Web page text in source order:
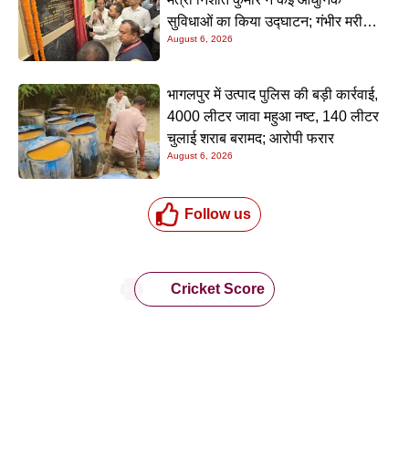
सुविधाओं का किया उद्घाटन; गंभीर मरीजों
के इलाज में आएगा बड़ा सुधार
August 6, 2026
भागलपुर में उत्पाद पुलिस की बड़ी कार्रवाई,
4000 लीटर जावा महुआ नष्ट, 140 लीटर
चुलाई शराब बरामद; आरोपी फरार
August 6, 2026
Follow us
Cricket Score